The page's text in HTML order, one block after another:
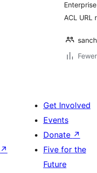
ACL URL
↗
Get Involved
Events
Donate ↗
Five for the
Future